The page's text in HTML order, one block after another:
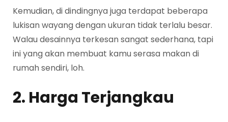
Kemudian, di dindingnya juga terdapat beberapa
lukisan wayang dengan ukuran tidak terlalu besar.
Walau desainnya terkesan sangat sederhana, tapi
ini yang akan membuat kamu serasa makan di
rumah sendiri, loh.
2. Harga Terjangkau